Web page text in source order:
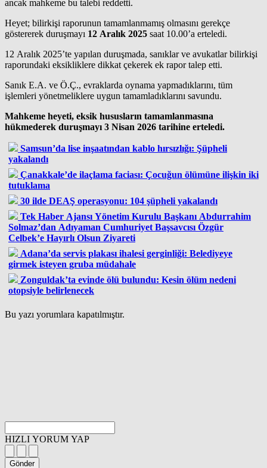
ancak mahkeme bu talebi reddetti.
Heyet; bilirkişi raporunun tamamlanmamış olmasını gerekçe
göstererek duruşmayı 12 Aralık 2025 saat 10.00’a erteledi.
12 Aralık 2025’te yapılan duruşmada, sanıklar ve avukatlar bilirkişi
raporundaki eksikliklere dikkat çekerek ek rapor talep etti.
Sanık E.A. ve Ö.Ç., evraklarda oynama yapmadıklarını, tüm
işlemleri yönetmeliklere uygun tamamladıklarını savundu.
Mahkeme heyeti, eksik hususların tamamlanmasına
hükmederek duruşmayı 3 Nisan 2026 tarihine erteledi.
Samsun’da lise inşaatından kablo hırsızlığı: Şüpheli
yakalandı
Çanakkale’de ilaçlama faciası: Çocuğun ölümüne ilişkin iki
tutuklama
30 ilde DEAŞ operasyonu: 104 şüpheli yakalandı
Tek Haber Ajansı Yönetim Kurulu Başkanı Abdurrahim
Solmaz’dan Adıyaman Cumhuriyet Başsavcısı Özgür
Celbek’e Hayırlı Olsun Ziyareti
Adana’da servis plakası ihalesi gerginliği: Belediyeye
girmek isteyen gruba müdahale
Zonguldak’ta evinde ölü bulundu: Kesin ölüm nedeni
otopsiyle belirlenecek
Bu yazı yorumlara kapatılmıştır.
HIZLI YORUM YAP
Gönder